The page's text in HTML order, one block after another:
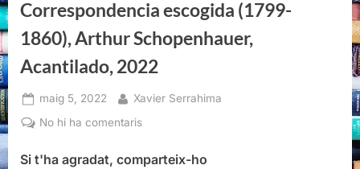
Correspondencia escogida (1799-
1860), Arthur Schopenhauer,
Acantilado, 2022
Posted
on
maig 5, 2022 By
Xavier Serrahima
No hi ha comentarisa
escogida
Si t'ha agradat, comparteix-ho